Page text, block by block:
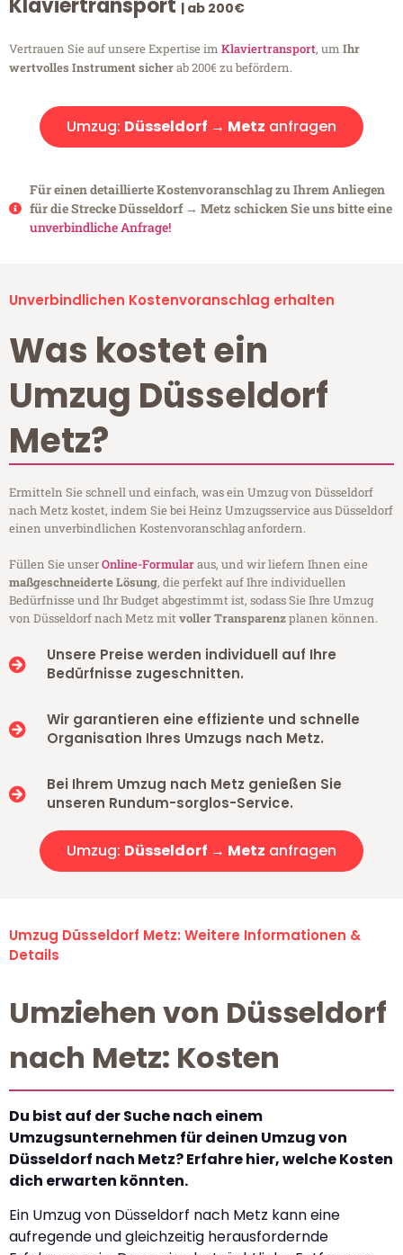
Klaviertransport | ab 200€
Vertrauen Sie auf unsere Expertise im Klaviertransport, um Ihr
wertvolles Instrument sicherab 200€ zu befördern.
Umzug: Düsseldorf → Metz anfragen
Für einen detaillierte Kostenvoranschlag zu Ihrem Anliegen
für die Strecke Düsseldorf → Metz schicken Sie uns bitte eine
unverbindliche Anfrage!
Unverbindlichen Kostenvoranschlag erhalten
Was kostet ein
Umzug Düsseldorf
Metz?
Ermitteln Sie schnell und einfach, was ein Umzug von Düsseldorf
nach Metz kostet, indem Sie bei Heinz Umzugsservice aus Düsseldorf
einen unverbindlichen Kostenvoranschlag anfordern.
Füllen Sie unserOnline-Formularaus, und wir liefern Ihnen eine
maßgeschneiderte Lösung, die perfekt auf Ihre individuellen
Bedürfnisse und Ihr Budget abgestimmt ist, sodass Sie Ihre Umzug
von Düsseldorf nach Metz mitvoller Transparenzplanen können.
Unsere Preise werden individuell auf Ihre
Bedürfnisse zugeschnitten.
Wir garantieren eine effiziente und schnelle
Organisation Ihres Umzugs nach Metz.
Bei Ihrem Umzug nach Metz genießen Sie
unseren Rundum-sorglos-Service.
Umzug: Düsseldorf → Metz anfragen
Umzug Düsseldorf Metz: Weitere Informationen &
Details
Umziehen von Düsseldorf
nach Metz: Kosten
Du bist auf der Suche nach einem
Umzugsunternehmen für deinen Umzug von
Düsseldorf nach Metz? Erfahre hier, welche Kosten
dich erwarten könnten.
Ein Umzug von Düsseldorf nach Metz kann eine
aufregende und gleichzeitig herausfordernde